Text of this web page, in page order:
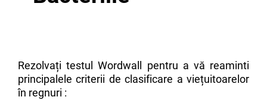
Rezolvați testul Wordwall pentru a vă reaminti
principalele criterii de clasificare a viețuitoarelor
în regnuri :